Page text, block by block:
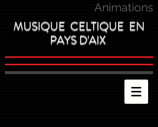
Animations
MUSIQUE CELTIQUE EN
PAYS D'AIX